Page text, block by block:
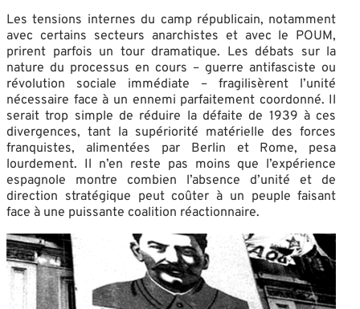
Les tensions internes du camp républicain, notamment
avec certains secteurs anarchistes et avec le POUM,
prirent parfois un tour dramatique. Les débats sur la
nature du processus en cours – guerre antifasciste ou
révolution sociale immédiate – fragilisèrent l’unité
nécessaire face à un ennemi parfaitement coordonné. Il
serait trop simple de réduire la défaite de 1939 à ces
divergences, tant la supériorité matérielle des forces
franquistes, alimentées par Berlin et Rome, pesa
lourdement. Il n’en reste pas moins que l’expérience
espagnole montre combien l’absence d’unité et de
direction stratégique peut coûter à un peuple faisant
face à une puissante coalition réactionnaire.